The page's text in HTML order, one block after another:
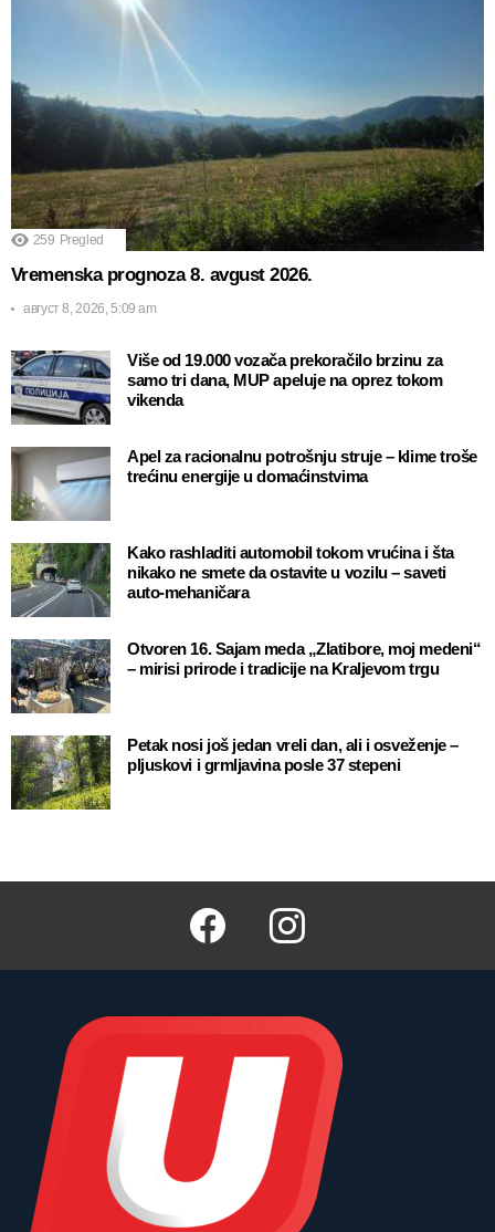
259 Pregled
Vremenska prognoza 8. avgust 2026.
август 8, 2026, 5:09 am
Više od 19.000 vozača prekoračilo brzinu za
samo tri dana, MUP apeluje na oprez tokom
vikenda
Apel za racionalnu potrošnju struje – klime troše
trećinu energije u domaćinstvima
Kako rashladiti automobil tokom vrućina i šta
nikako ne smete da ostavite u vozilu – saveti
auto-mehaničara
Otvoren 16. Sajam meda „Zlatibore, moj medeni“
– mirisi prirode i tradicije na Kraljevom trgu
Petak nosi još jedan vreli dan, ali i osveženje –
pljuskovi i grmljavina posle 37 stepeni
Facebook Instagram